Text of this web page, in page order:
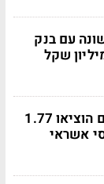
עם בנק
שיא חדש ביולי: הישראלים הוציאו 1.77
אשראי